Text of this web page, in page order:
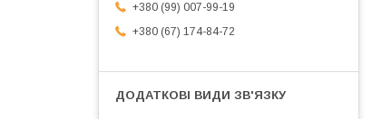
+380 (99) 007-99-19
+380 (67) 174-84-72